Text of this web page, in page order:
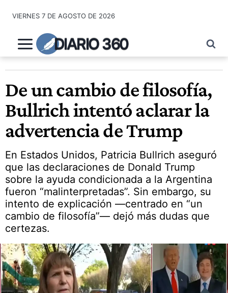
contenido
VIERNES 7 DE AGOSTO DE 2026
DIARIO 360
De un cambio de filosofía,
Bullrich intentó aclarar la
advertencia de Trump
En Estados Unidos, Patricia Bullrich aseguró
que las declaraciones de Donald Trump
sobre la ayuda condicionada a la Argentina
fueron “malinterpretadas”. Sin embargo, su
intento de explicación —centrado en “un
cambio de filosofía”— dejó más dudas que
certezas.